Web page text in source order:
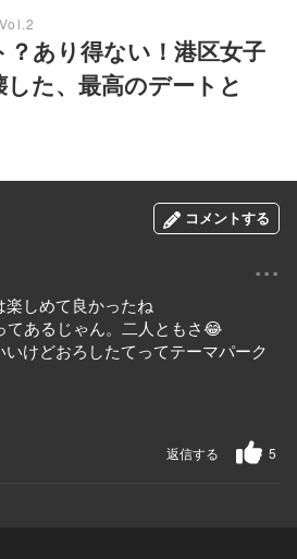
あり得ない！港区女子
た、最高のデートと
コメントする
...
しめて良かったね
あるじゃん。二人ともさ😂
けどおろしたてってテーマパーク
5
返信する